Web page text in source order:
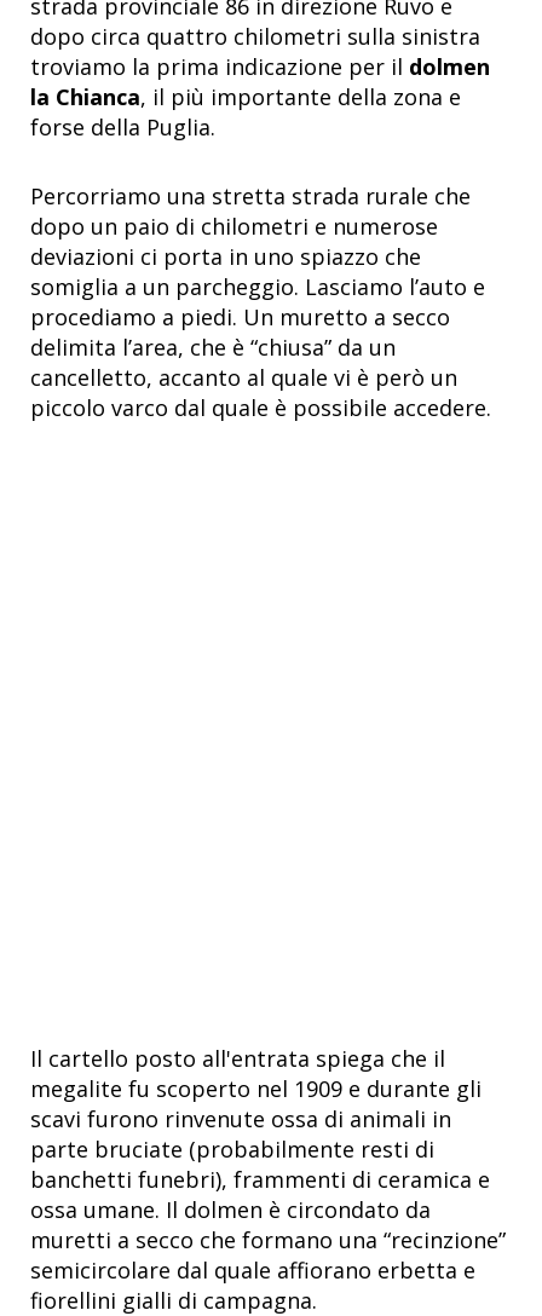
dopo circa quattro chilometri sulla sinistra
troviamo la prima indicazione per il dolmen
la Chianca, il più importante della zona e
forse della Puglia.
Percorriamo una stretta strada rurale che
dopo un paio di chilometri e numerose
deviazioni ci porta in uno spiazzo che
somiglia a un parcheggio. Lasciamo l’auto e
procediamo a piedi. Un muretto a secco
delimita l’area, che è “chiusa” da un
cancelletto, accanto al quale vi è però un
piccolo varco dal quale è possibile accedere.
Il cartello posto all'entrata spiega che il
megalite fu scoperto nel 1909 e durante gli
scavi furono rinvenute ossa di animali in
parte bruciate (probabilmente resti di
banchetti funebri), frammenti di ceramica e
ossa umane. Il dolmen è circondato da
muretti a secco che formano una “recinzione”
semicircolare dal quale affiorano erbetta e
fiorellini gialli di campagna.